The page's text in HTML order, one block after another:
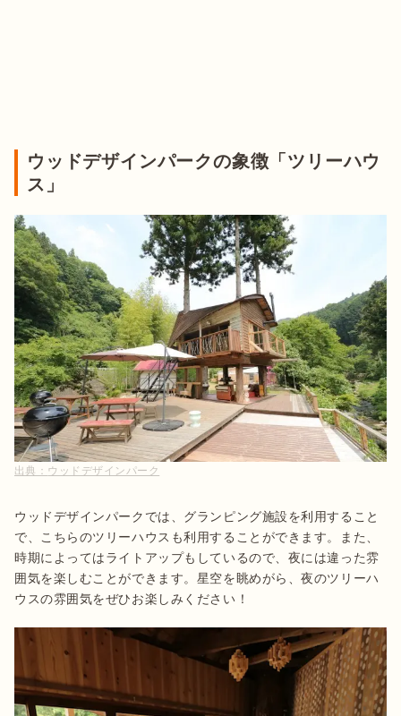
ウッドデザインパークの象徴「ツリーハウ
ス」
出典： ウッドデザインパーク
ウッドデザインパークでは、グランピング施設を利用すること
で、こちらのツリーハウスも利用することができます。また、
時期によってはライトアップもしているので、夜には違った雰
囲気を楽しむことができます。星空を眺めがら、夜のツリーハ
ウスの雰囲気をぜひお楽しみください！